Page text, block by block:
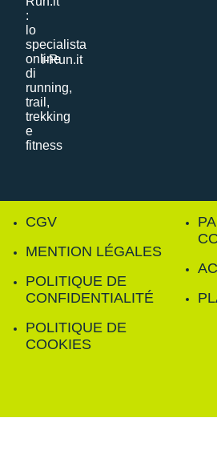
i-Run.it
CGV
MENTION LÉGALES
POLITIQUE DE
CONFIDENTIALITÉ
POLITIQUE DE
COOKIES